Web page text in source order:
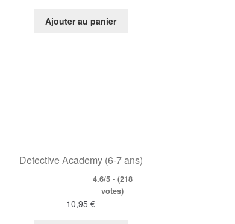
Ajouter au panier
Detective Academy (6-7 ans)
4.6/5 - (218
votes)
10,95€